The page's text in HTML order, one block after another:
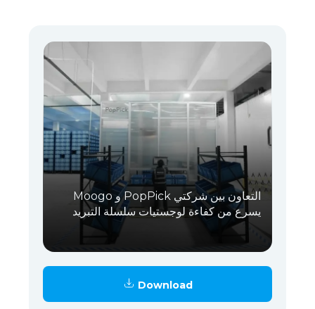
التعاون بين شركتي PopPick و Moogo
يسرع من كفاءة لوجستيات سلسلة التبريد
Download